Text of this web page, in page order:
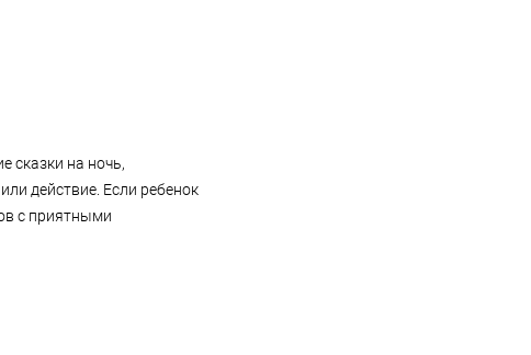
сказки на ночь,
действие. Если ребенок
с приятными